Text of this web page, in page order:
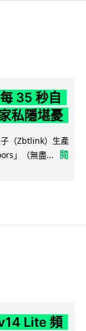
35 秒自
私隱堪憂
（Zbtlink）生產
」（無盡...
閱
Lite 頻